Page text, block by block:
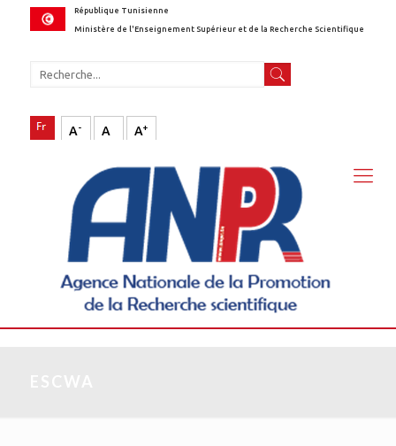
République Tunisienne
Ministère de l'Enseignement Supérieur et de la Recherche Scientifique
A- A A+